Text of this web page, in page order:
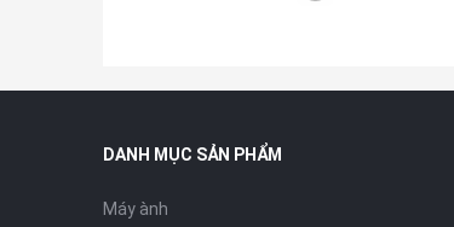
DANH MỤC SẢN PHẨM
Máy ành